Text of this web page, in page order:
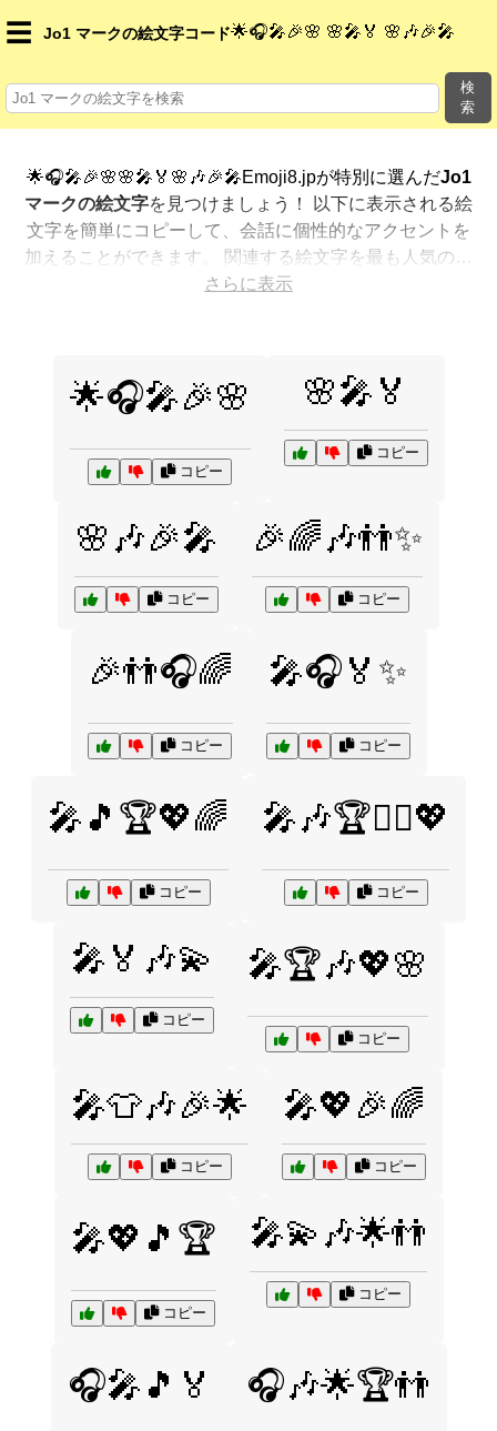
☰ Jo1 マークの絵文字コード 🌟🎧🎤🎉🌸 🌸🎤🏅 🌸🎶🎉🎤
検
索
🌟🎧🎤🎉🌸🌸🎤🏅🌸🎶🎉🎤Emoji8.jpが特別に選んだJo1
マークの絵文字を見つけましょう！ 以下に表示される絵
文字を簡単にコピーして、会話に個性的なアクセントを
加えることができます。 関連する絵文字を最も人気のあ
る順に表示しました。さらに多くのオプションが欲しい
さらに表示
🌟🎧🎤🎉🌸
コピー
🌸🎤🏅
コピー
🌸🎶🎉🎤
コピー
🎉🌈🎶👬✨
コピー
🎉👬🎧🌈
コピー
🎤🎧🏅✨
コピー
🎤🎵🏆💖🌈
コピー
🎤🎶🏆👯‍♂️💖
コピー
🎤🏅🎶💫
コピー
🎤🏆🎶💖🌸
コピー
🎤👕🎶🎉🌟
コピー
🎤💖🎉🌈
コピー
🎤💖🎵🏆
コピー
🎤💫🎶🌟👬
コピー
🎧🎤🎵🏅 🎧🎶🌟🏆👬